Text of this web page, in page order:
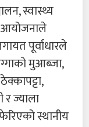
स्वास्थ्य
पूर्वाधारले
मुआब्जा,
र ज्याला
स्थानीय